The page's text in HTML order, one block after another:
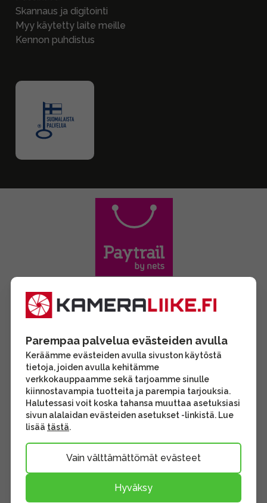
Skannaus ja digitointi
Myy käytetty laite meille
Kennon puhdistus
Parempaa palvelua evästeiden avulla
Keräämme evästeiden avulla sivuston käytöstä
tietoja, joiden avulla kehitämme
verkkokauppaamme sekä tarjoamme sinulle
kiinnostavampia tuotteita ja parempia tarjouksia.
Halutessasi voit koska tahansa muuttaa asetuksiasi
sivun alalaidan evästeiden asetukset -linkistä. Lue
lisää tästä.
Vain välttämättömät evästeet
Hyväksy